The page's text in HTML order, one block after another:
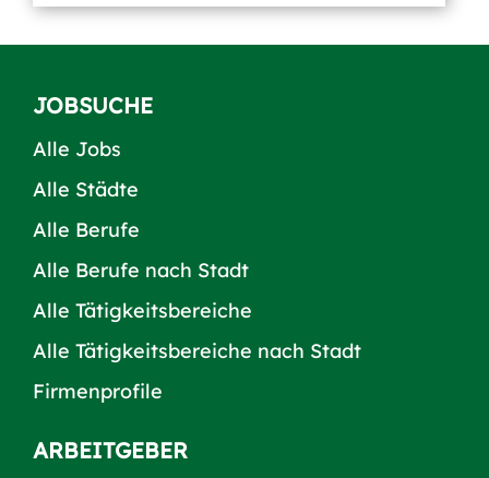
JOBSUCHE
Alle Jobs
Alle Städte
Alle Berufe
Alle Berufe nach Stadt
Alle Tätigkeitsbereiche
Alle Tätigkeitsbereiche nach Stadt
Firmenprofile
ARBEITGEBER